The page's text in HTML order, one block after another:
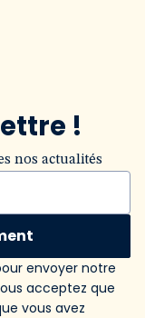
!
nos actualités
envoyer notre
acceptez que
vous avez